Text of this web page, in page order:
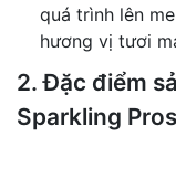
quá trình lên
hương vị tươi
2. Đặc điểm
Sparkling